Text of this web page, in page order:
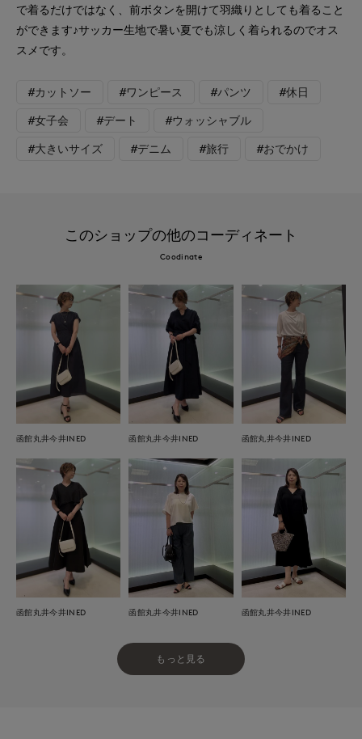
で着るだけではなく、前ボタンを開けて羽織りとしても着ること
ができます♪サッカー生地で暑い夏でも涼しく着られるのでオス
スメです。
#カットソー #ワンピース #パンツ #休日
#女子会 #デート #ウォッシャブル
#大きいサイズ #デニム #旅行 #おでかけ
このショップの他のコーディネート
Coodinate
函館丸井今井INED 函館丸井今井INED 函館丸井今井INED
函館丸井今井INED 函館丸井今井INED 函館丸井今井INED
もっと見る